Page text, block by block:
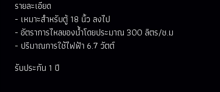
รายละเอียด
- เหมาะสำหรับตู้ 18 นิ้ว ลงไป
- อัตราการไหลของน้ำโดยประมาณ 300 ลิตร/ช.ม
- ปริมาณการใช้ไฟฟ้า 6.7 วัตต์
รับประกัน 1 ปี